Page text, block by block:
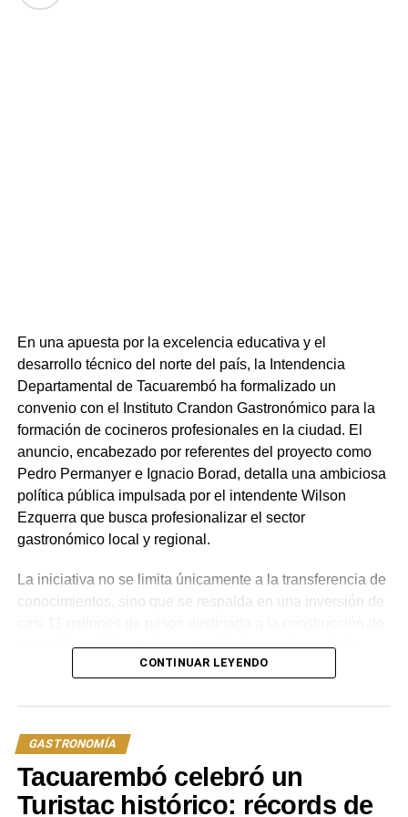
En una apuesta por la excelencia educativa y el
desarrollo técnico del norte del país, la Intendencia
Departamental de Tacuarembó ha formalizado un
convenio con el Instituto Crandon Gastronómico para la
formación de cocineros profesionales en la ciudad. El
anuncio, encabezado por referentes del proyecto como
Pedro Permanyer e Ignacio Borad, detalla una ambiciosa
política pública impulsada por el intendente Wilson
Ezquerra que busca profesionalizar el sector
gastronómico local y regional.
La iniciativa no se limita únicamente a la transferencia de
conocimientos, sino que se respalda en una inversión de
un moderno laboratorio gastronómico en el complejo
Barrio Amorín. Esta infraestructura fue edificada bajo las
condiciones de enseñanza de la capital y asegurando
que los estudiantes locales cuenten con equipamiento de
última generación y los mismos estándares de calidad
que se exigen en Montevideo.
CONTINUAR LEYENDO
GASTRONOMÍA
Tacuarembó celebró un
Turistac histórico: récords de